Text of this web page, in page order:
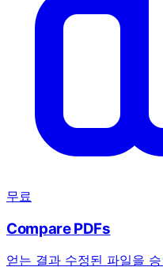
무료
Compare PDFs
얻는 결과 수정된 파일을